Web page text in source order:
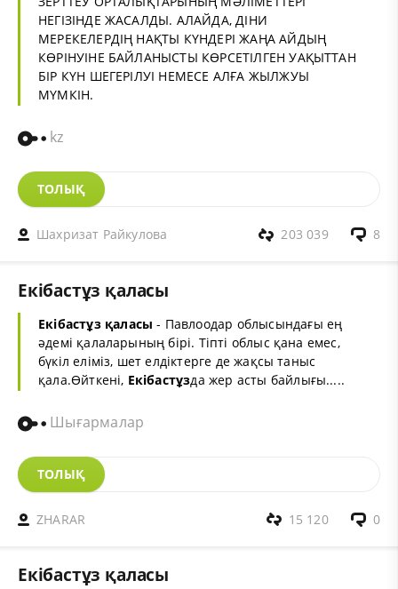
НЕГІЗІНДЕ ЖАСАЛДЫ. АЛАЙДА, ДІНИ
МЕРЕКЕЛЕРДІҢ НАҚТЫ КҮНДЕРІ ЖАҢА АЙДЫҢ
КӨРІНУІНЕ БАЙЛАНЫСТЫ КӨРСЕТІЛГЕН УАҚЫТТАН
БІР КҮН ШЕГЕРІЛУІ НЕМЕСЕ АЛҒА ЖЫЛЖУЫ
МҮМКІН.
kz
ТОЛЫҚ
Шахризат Райкулова 8
203 039
Екібастұз қаласы
Екібастұз қаласы - Павлоодар облысындағы ең
әдемі қалаларының бірі. Тіпті облыс қана емес,
бүкіл еліміз, шет елдіктерге де жақсы таныс
қала.Өйткені, Екібастұзда жер асты байлығы.....
Шығармалар
ТОЛЫҚ
ZHARAR 0
15 120
Екібастұз қаласы